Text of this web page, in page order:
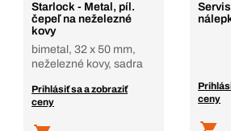
Starlock - Metal, píl.
čepeľ na neželezné
kovy
bimetal, 32 x 50 mm,
neželezné kovy, sadra
Prihlásiť sa a zobraziť
ceny
ceny